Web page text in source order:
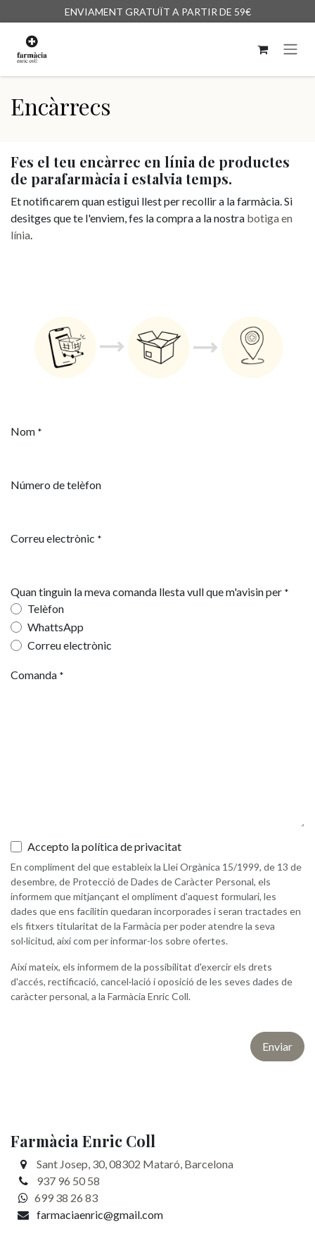
Skip to ContentENVIAMENT GRATUÏT A PARTIR DE 59€
Encàrrecs
Fes el teu encàrrec en línia de productes
de parafarmàcia i estalvia temps.
Et notificarem quan estigui llest per recollir a la farmàcia. Si
desitges que te l'enviem, fes la compra a la nostra botiga en
línia.
Nom *
Número de telèfon
Correu electrònic *
Quan tinguin la meva comanda llesta vull que m'avisin per *
Telèfon
WhattsApp
Correu electrònic
Comanda *
Accepto la política de privacitat
En compliment del que estableix la Llei Orgànica 15/1999, de 13 de
desembre, de Protecció de Dades de Caràcter Personal, els
informem que mitjançant el ompliment d'aquest formulari, les
dades que ens facilitin quedaran incorporades i seran tractades en
els fitxers titularitat de la Farmàcia per poder atendre la seva
sol·licitud, així com per informar-los sobre ofertes.
Així mateix, els informem de la possibilitat d'exercir els drets
d'accés, rectificació, cancel·lació i oposició de les seves dades de
caràcter personal, a la Farmàcia Enric Coll.
Enviar
Farmàcia Enric Coll
Sant Josep, 30, 08302 Mataró, Barcelona
937 96 50 58
699 38 26 83
farmaciaenric@gmail.com